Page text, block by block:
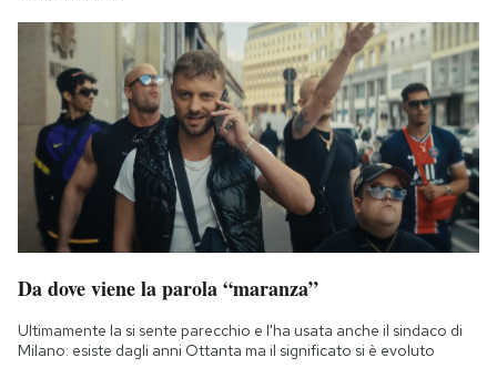
Da dove viene la parola “maranza”
Ultimamente la si sente parecchio e l'ha usata anche il sindaco di
Milano: esiste dagli anni Ottanta ma il significato si è evoluto